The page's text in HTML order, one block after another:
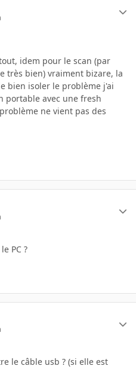
idem pour le scan (par
très bien) vraiment bizare, la
bien isoler le problème j'ai
portable avec une fresh
ne vient pas des
PC ?
le câble usb ? (si elle est